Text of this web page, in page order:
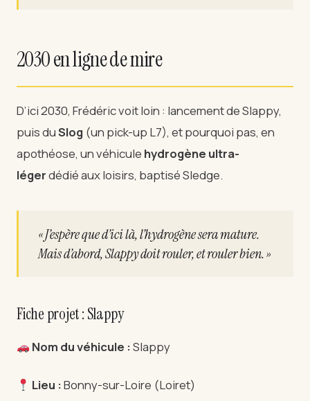
2030 en ligne de mire
D’ici 2030, Frédéric voit loin : lancement de Slappy,
puis duSlog (un pick-up L7), et pourquoi pas, en
apothéose, un véhicule hydrogène ultra-
légerdédié aux loisirs, baptisé Sledge.
« J’espère que d’ici là, l’hydrogène sera mature.
Mais d’abord, Slappy doit rouler, et rouler bien. »
Fiche projet : Slappy
Nom du véhicule :Slappy
Lieu :Bonny-sur-Loire (Loiret)